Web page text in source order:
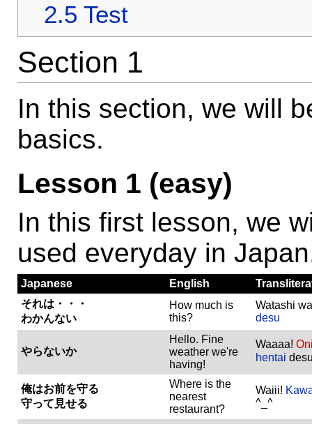
2.5 Test
Section 1
In this section, we will
basics.
Lesson 1 (easy)
In this first lesson, we
used everyday in
Japanese English
それは・・・
わかんない
How much is
this?
Watashi
desu
やらないか
Hello. Fine
weather we're
having!
Waaaa!
hentai
俺はお前を守る
守って見せる
Where is the
nearest
restaurant?
Waiii!
^_^